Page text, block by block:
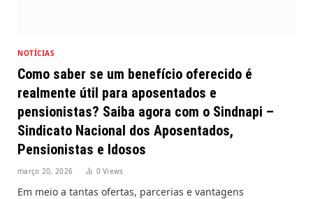
NOTÍCIAS
Como saber se um benefício oferecido é
realmente útil para aposentados e
pensionistas? Saiba agora com o Sindnapi –
Sindicato Nacional dos Aposentados,
Pensionistas e Idosos
março 20, 2026 0Views
Em meio a tantas ofertas, parcerias e vantagens